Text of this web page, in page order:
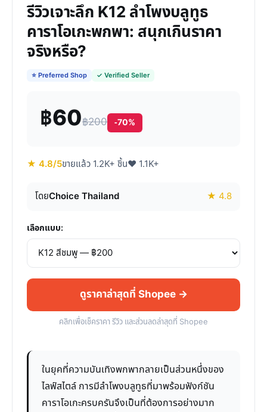
รีวิวเจาะลึก K12 ลำโพงบลูทูธ
คาราโอเกะพกพา: สนุกเกินราคา
จริงหรือ?
⭐ Preferred Shop ✓ Verified Seller
฿60฿200 -70%
★ 4.8/5ขายแล้ว 1.2K+ ชิ้น♥ 1.1K+
โดยChoice Thailand ★ 4.8
เลือกแบบ:
ดูราคาล่าสุดที่ Shopee →
คลิกเพื่อเช็คราคา รีวิว และส่วนลดล่าสุดที่ Shopee
ในยุคที่ความบันเทิงพกพากลายเป็นส่วนหนึ่งของ
ไลฟ์สไตล์ การมีลำโพงบลูทูธที่มาพร้อมฟังก์ชัน
คาราโอเกะครบครันจึงเป็นที่ต้องการอย่างมาก